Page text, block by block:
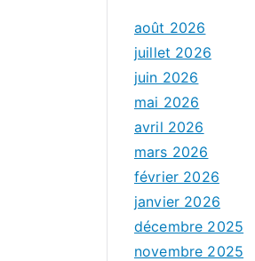
août 2026
juillet 2026
juin 2026
mai 2026
avril 2026
mars 2026
février 2026
janvier 2026
décembre 2025
novembre 2025